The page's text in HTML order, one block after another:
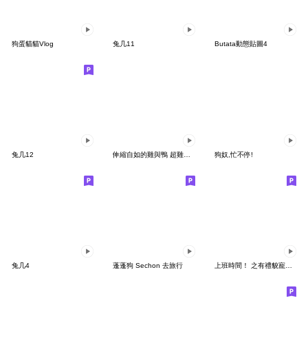
狗蛋貓貓Vlog 兔几11 Butata動態貼圖4
兔几12 狗奴,忙不停!
兔几4 蓬蓬狗 Sechon 去旅行 上班時間！ 之有禮貌寵物日！